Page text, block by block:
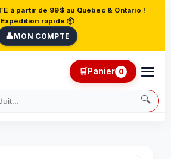
à partir de 99$ au Québec & Ontario !
Expédition rapide 📦
👤MON COMPTE
🔍
🛒Panier 0